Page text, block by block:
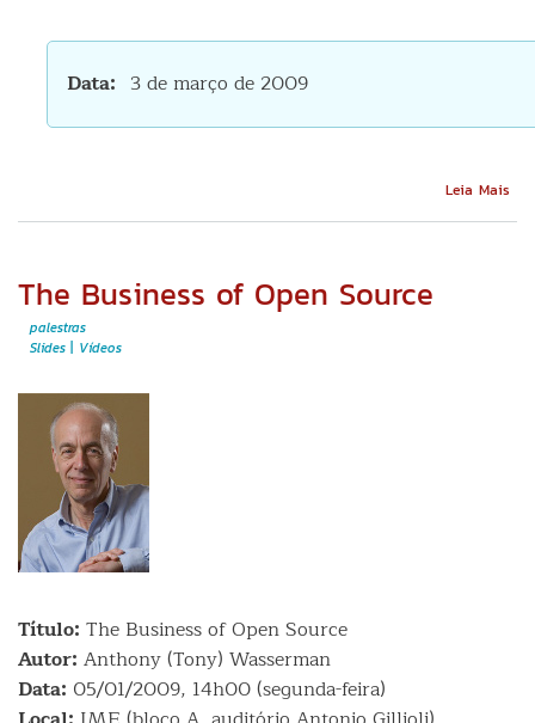
Data 3 de março de 2009
Leia Mais
The Business of Open Source
palestras
Slides
Vídeos
Título: The Business of Open Source
Autor: Anthony (Tony) Wasserman
Data: 05/01/2009, 14h00 (segunda-feira)